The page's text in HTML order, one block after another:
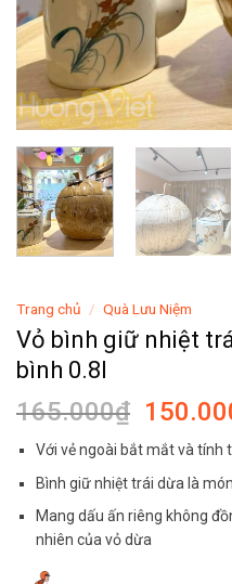
Trang chủ / Quà Lưu Niệm
Vỏ bình giữ nhiệt
bình 0.8l
165.000₫ Giá
gốc
là:
Với vẻ ngoài bắt mắt và tính
Bình giữ nhiệt trái dừa là
Mang dấu ấn riêng không
nhiên của vỏ dừa